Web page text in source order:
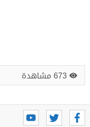
673 مشاهدة